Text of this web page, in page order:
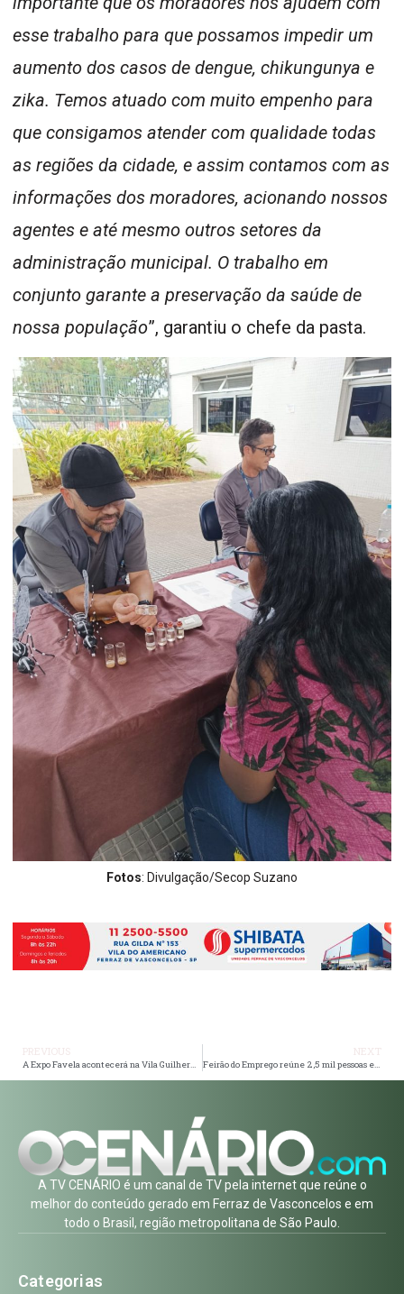
esse trabalho para que possamos impedir um
aumento dos casos de dengue, chikungunya e
zika. Temos atuado com muito empenho para
que consigamos atender com qualidade todas
as regiões da cidade, e assim contamos com as
informações dos moradores, acionando nossos
agentes e até mesmo outros setores da
administração municipal. O trabalho em
conjunto garante a preservação da saúde de
nossa população”, garantiu o chefe da pasta.
Fotos: Divulgação/Secop Suzano
A Expo Favela acontecerá na Vila Guilherme, nos dias 01, 02 e 03 de dezembro de 2023 Feirão do Emprego reúne 2,5 mil pessoas em Itaquá
A TV CENÁRIO é um canal de TV pela internet que reúne o
melhor do conteúdo gerado em Ferraz de Vasconcelos e em
todo o Brasil, região metropolitana de São Paulo.
Categorias